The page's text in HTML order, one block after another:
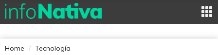
Home Tecnología